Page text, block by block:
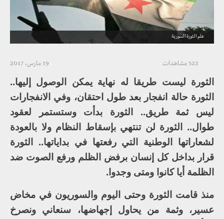
علم الثورة السورية
19 مارس، 2017 522 مشاهدات
الثورة ليست طريقا له نهاية يمكن الوصول إليها..
الثورة حالة انفجار بعد طول احتقان، وفي الانفجارات
ليس ثمة طريق.. الثورة بدأت وستستمر لعقود
طوال.. الثورة لن تنتهي بإسقاط النظام ولا بالعودة
لشعاراتها الوطنية التي رفعتها في بداياتها.. الثورة
قرار بداخل كل إنسان برفض الظلم ورفع الصوت ضد
الظلمة أيا كانوا ومتى وجدوا.
منذ قامت الثورة وحتى اليوم والسوريون في مخاض
عسير، وثمة من يحاول إجهاضها، سنعاني ونصرخ